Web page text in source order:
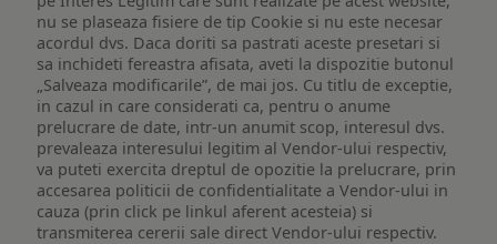
nu se plaseaza fisiere de tip Cookie si nu este necesar
acordul dvs. Daca doriti sa pastrati aceste presetari si
sa inchideti fereastra afisata, aveti la dispozitie butonul
„Salveaza modificarile”, de mai jos. Cu titlu de exceptie,
in cazul in care considerati ca, pentru o anume
prelucrare de date, intr-un anumit scop, interesul dvs.
prevaleaza interesului legitim al Vendor-ului respectiv,
va puteti exercita dreptul de opozitie la prelucrare, prin
accesarea politicii de confidentialitate a Vendor-ului in
cauza (prin click pe linkul aferent acesteia) si
transmiterea cererii sale direct Vendor-ului respectiv.